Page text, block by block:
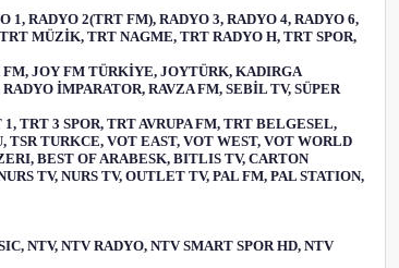
RADYO 2(TRT FM), RADYO 3, RADYO 4, RADYO 6,
MÜZİK, TRT NAGME, TRT RADYO H, TRT SPOR,
FM, JOY FM TÜRKİYE, JOYTÜRK, KADIRGA
İMPARATOR, RAVZA FM, SEBİL TV, SÜPER
TRT 3 SPOR, TRT AVRUPA FM, TRT BELGESEL,
TURKCE, VOT EAST, VOT WEST, VOT WORLD
BEST OF ARABESK, BITLIS TV, CARTON
TV, NURS TV, OUTLET TV, PAL FM, PAL STATION,
NTV, NTV RADYO, NTV SMART SPOR HD, NTV